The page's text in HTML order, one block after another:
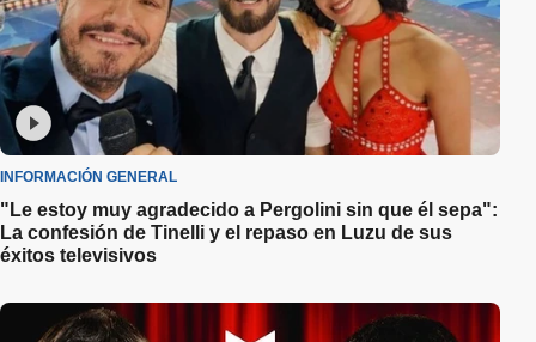
INFORMACIÓN GENERAL
"Le estoy muy agradecido a Pergolini sin que él sepa":
La confesión de Tinelli y el repaso en Luzu de sus
éxitos televisivos